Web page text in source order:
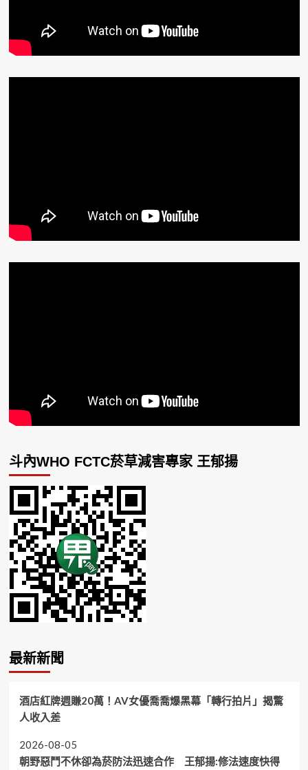
斗內WHO FCTC菸草減害專家 王郁揚
最新新聞
酒店紅牌週賺20萬！AV女優喬喬爆黑幕「轉行拍片」揭驚
人收入差
2026-08-05
朝野惡鬥不休卻為菸防法迅速合作 王郁揚:修法速度快得